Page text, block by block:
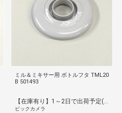
ミル＆ミキサー用 ボトルフタ TML20
B 501493
【在庫有り】1～2日で出荷予定(日付指定可)
ビックカメラ